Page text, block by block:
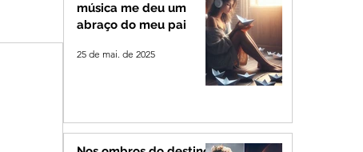
música me deu um
abraço do meu pai
25 de mai. de 2025